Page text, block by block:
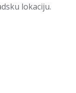
lokaciju.